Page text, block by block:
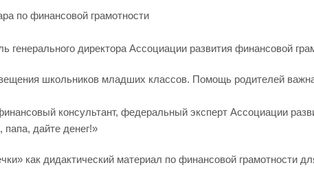
по финансовой грамотности
генерального директора Ассоциации развития финансовой
школьников младших классов. Помощь родителей
консультант, федеральный эксперт Ассоциации
папа, дайте денег!»
как дидактический материал по финансовой грамотности